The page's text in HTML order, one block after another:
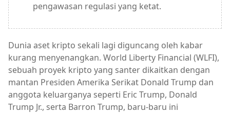
pengawasan regulasi yang ketat.
Dunia aset kripto sekali lagi diguncang oleh kabar
kurang menyenangkan. World Liberty Financial (WLFI),
sebuah proyek kripto yang santer dikaitkan dengan
mantan Presiden Amerika Serikat Donald Trump dan
anggota keluarganya seperti Eric Trump, Donald
Trump Jr., serta Barron Trump, baru-baru ini